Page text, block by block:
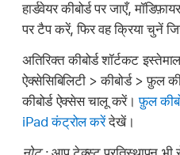
हार्डवेयर कीबोर्ड पर जाएँ,
पर टैप करें, फिर वह क्रिया चुनें
अतिरिक्त कीबोर्ड शॉर्टकट
ऐक्सेसिबिलिटी > कीबोर्ड > फ़ुल
कीबोर्ड ऐक्सेस चालू करें।फ़ुल
iPad कंट्रोल करेंदेखें।